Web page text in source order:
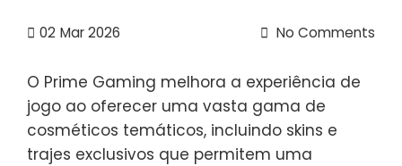
02 Mar 2026 No Comments
O Prime Gaming melhora a experiência de
jogo ao oferecer uma vasta gama de
cosméticos temáticos, incluindo skins e
trajes exclusivos que permitem uma